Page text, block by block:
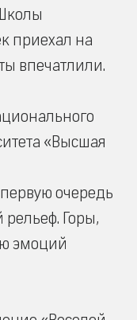
приехал на
впечатлили.
«Высшая
очередь
рельеф. Горы,
эмоций